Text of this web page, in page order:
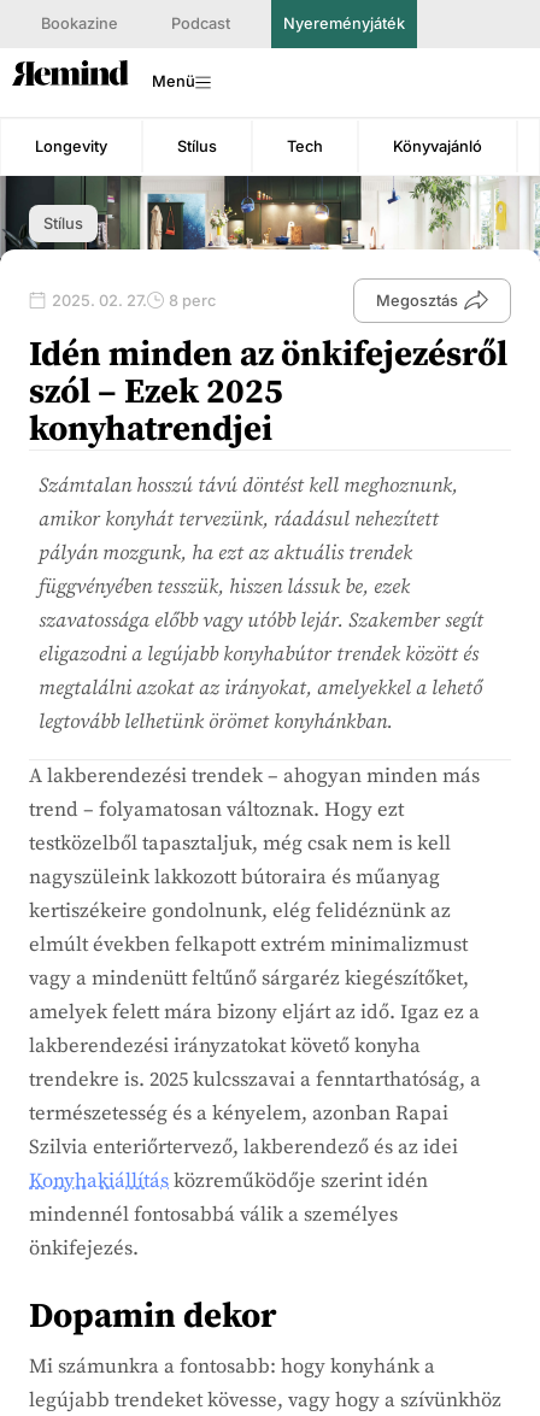
Bookazine Podcast Nyereményjáték
Menü
Longevity Stílus Tech Könyvajánló
Stílus
2025. 02. 27. 8 perc Megosztás
Idén minden az önkifejezésről
szól – Ezek 2025
konyhatrendjei
Számtalan hosszú távú döntést kell meghoznunk,
amikor konyhát tervezünk, ráadásul nehezített
pályán mozgunk, ha ezt az aktuális trendek
függvényében tesszük, hiszen lássuk be, ezek
szavatossága előbb vagy utóbb lejár. Szakember segít
eligazodni a legújabb konyhabútor trendek között és
megtalálni azokat az irányokat, amelyekkel a lehető
legtovább lelhetünk örömet konyhánkban.
A lakberendezési trendek – ahogyan minden más
trend – folyamatosan változnak. Hogy ezt
testközelből tapasztaljuk, még csak nem is kell
nagyszüleink lakkozott bútoraira és műanyag
kertiszékeire gondolnunk, elég felidéznünk az
elmúlt években felkapott extrém minimalizmust
vagy a mindenütt feltűnő sárgaréz kiegészítőket,
amelyek felett mára bizony eljárt az idő. Igaz ez a
lakberendezési irányzatokat követő konyha
trendekre is. 2025 kulcsszavai a fenntarthatóság, a
természetesség és a kényelem, azonban Rapai
Szilvia enteriőrtervező, lakberendező és az idei
Konyhakiállításközreműködője szerint idén
mindennél fontosabbá válik a személyes
önkifejezés.
Dopamin dekor
Mi számunkra a fontosabb: hogy konyhánk a
legújabb trendeket kövesse, vagy hogy a szívünkhöz